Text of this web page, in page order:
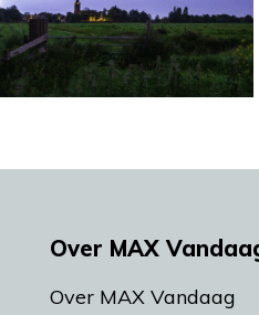
Over MAX
Over MAX Vandaag